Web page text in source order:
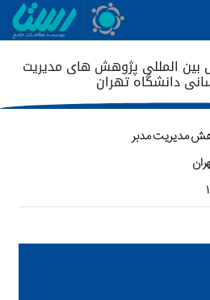
المللی پژوهش های مدیریت
دانشگاه تهران
مدیریت مدبر